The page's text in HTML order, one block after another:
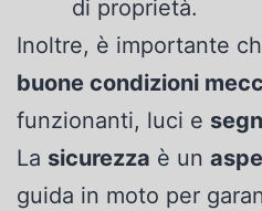
di proprietà.
Inoltre, è importante
buone condizioni
funzionanti, luci e
La sicurezza è un
guida in moto per